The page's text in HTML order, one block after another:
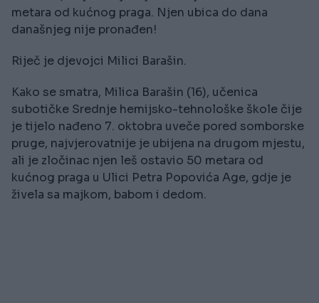
metara od kućnog praga. Njen ubica do dana
današnjeg nije pronađen!
Riječ je djevojci Milici Barašin.
Kako se smatra, Milica Barašin (16), učenica
subotičke Srednje hemijsko-tehnološke škole čije
je tijelo nađeno 7. oktobra uveče pored somborske
pruge, najvjerovatnije je ubijena na drugom mjestu,
ali je zločinac njen leš ostavio 50 metara od
kućnog praga u Ulici Petra Popovića Age, gdje je
živela sa majkom, babom i dedom.